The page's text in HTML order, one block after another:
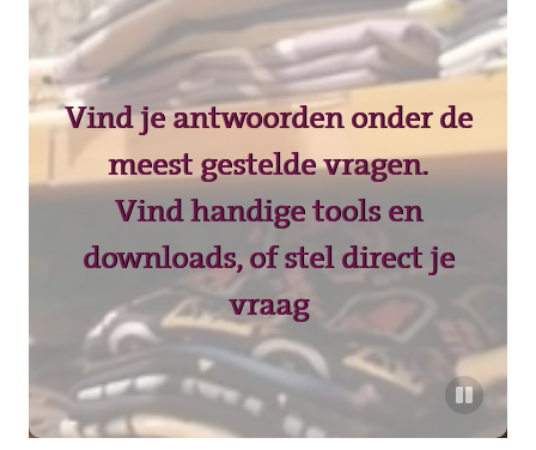
Vind je antwoorden onder de
meest gestelde vragen.
Vind handige tools en
downloads, of stel direct je
vraag